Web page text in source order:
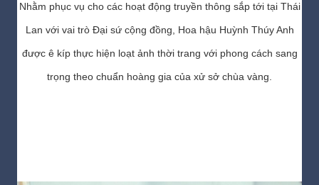
Nhằm phục vụ cho các hoạt động truyền thông sắp tới tại Thái
Lan với vai trò Đại sứ cộng đồng, Hoa hậu Huỳnh Thúy Anh
được ê kíp thực hiện loạt ảnh thời trang với phong cách sang
trọng theo chuẩn hoàng gia của xử sở chùa vàng.